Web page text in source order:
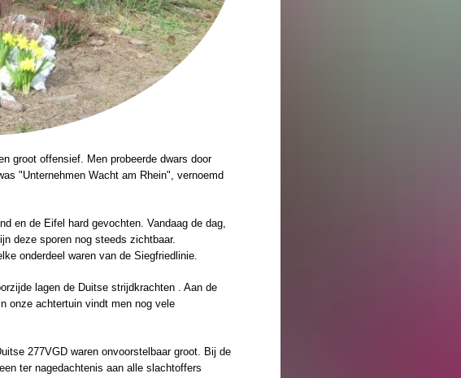
groot offensief. Men probeerde dwars door
"Unternehmen Wacht am Rhein", vernoemd
en de Eifel hard gevochten. Vandaag de dag,
deze sporen nog steeds zichtbaar.
onderdeel waren van de Siegfriedlinie.
lagen de Duitse strijdkrachten . Aan de
onze achtertuin vindt men nog vele
277VGD waren onvoorstelbaar groot. Bij de
ter nagedachtenis aan alle slachtoffers